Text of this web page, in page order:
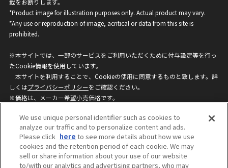
*Product image for illustration purposes only. Actual product may vary.
*Any use or reproduction of image, acritical or data from this site is
prohibited.
※本サイトでは、一部のサービスをご利用いただくために付与設定等を行っ
たCookie情報を使用しています。
本サイトを利用することで、Cookieの使用に同意するものと致します。詳
しくはプライバシーポリシーをご確認ください。
※価格は、メーカー希望小売価格です。
ざいますのでご了承ください。
privacypolicy
Do Not Sell or Share My
Personal Information
We use unique personal identifier such as cookies to
analyze our traffic and to personalize content and ads.
Please click here to see more details about how we use
cookies and the retention period of each cookie. We may
sell or share information about your use of our website
to/with our analytics and advertising partners, who may